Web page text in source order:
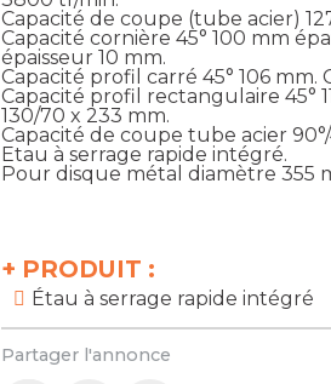
+ PRODUIT :
Étau à serrage rapide intégré
Partager l'annonce
Capacité de coupe (tube acier)
Capacité cornière 45° 100 mm
épaisseur 10 mm.
Capacité profil carré 45° 106 mm.
Capacité profil rectangulaire 45°
130/70 x 233 mm.
Capacité de coupe tube acier 90°/
Etau à serrage rapide intégré.
Pour disque métal diamètre 355